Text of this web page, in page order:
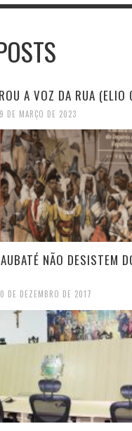
A VOZ DA RUA (ELIO
DE MARÇO DE 2023
NÃO DESISTEM
DE DEZEMBRO DE 2017